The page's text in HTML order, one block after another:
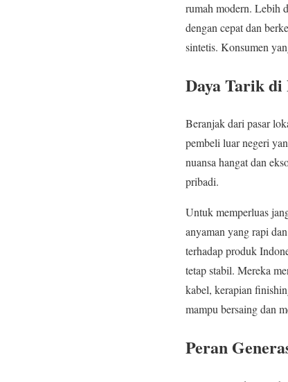
rumah modern. Lebih
dengan cepat dan
sintetis. Konsumen
Daya Tarik di
Beranjak dari pasar
pembeli luar negeri
nuansa hangat dan
pribadi.
Untuk memperluas
anyaman yang rapi
terhadap produk
tetap stabil. Mereka
kabel, kerapian
mampu bersaing dan
Peran